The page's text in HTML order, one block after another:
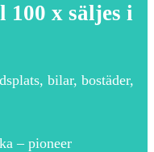
100 x säljes i
bilar, bostäder,
– pioneer